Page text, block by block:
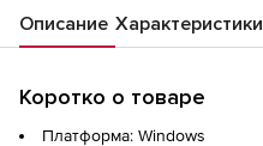
Описание Характеристики
Коротко о товаре
Платформа: Windows